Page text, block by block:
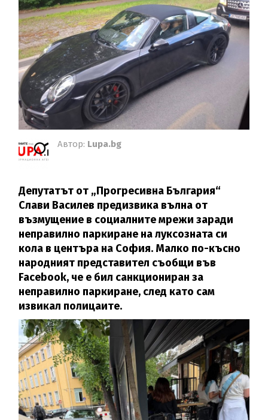
Автор: Lupa.bg
Депутатът от „Прогресивна България“
Слави Василев предизвика вълна от
възмущение в социалните мрежи заради
неправилно паркиране на луксозната си
кола в центъра на София. Малко по-късно
народният представител съобщи във
Facebook, че е бил санкциониран за
неправилно паркиране, след като сам
извикал полицаите.